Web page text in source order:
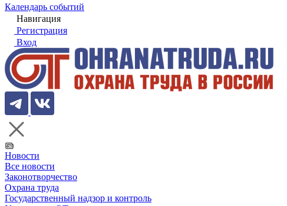
Календарь событий
Навигация
Регистрация
Вход
Новости
Все новости
Законотворчество
Охрана труда
Государственный надзор и контроль